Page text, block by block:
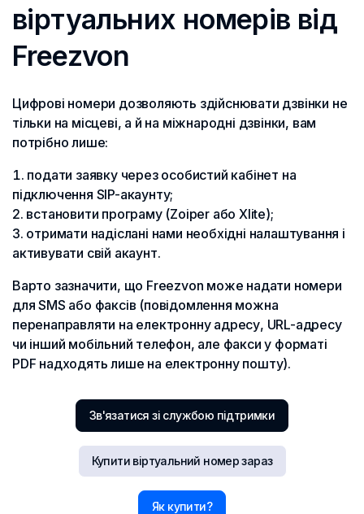
віртуальних номерів від
Freezvon
Цифрові номери дозволяють здійснювати дзвінки не
тільки на місцеві, а й на міжнародні дзвінки, вам
потрібно лише:
подати заявку через особистий кабінет на
підключення SIP-акаунту;
встановити програму (Zoiper або Xlite);
отримати надіслані нами необхідні налаштування і
активувати свій акаунт.
Варто зазначити, що Freezvon може надати номери
для SMS або факсів (повідомлення можна
перенаправляти на електронну адресу, URL-адресу
чи інший мобільний телефон, але факси у форматі
PDF надходять лише на електронну пошту).
Зв'язатися зі службою підтримки
Купити віртуальний номер зараз
Як купити?